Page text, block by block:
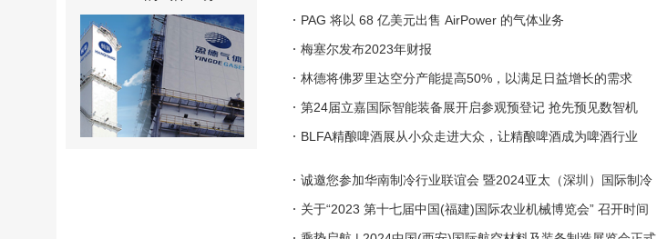
PAG 将以 68 亿美元出售 AirPower 的气体业务
梅塞尔发布2023年财报
林德将佛罗里达空分产能提高50%，以满足日益增长的需求
第24届立嘉国际智能装备展开启参观预登记 抢先预见数智机
遇！
BLFA精酿啤酒展从小众走进大众，让精酿啤酒成为啤酒行业
诚邀您参加华南制冷行业联谊会 暨2024亚太（深圳）国际制冷
展览会新闻发布会
关于“2023 第十七届中国(福建)国际农业机械博览会” 召开时间